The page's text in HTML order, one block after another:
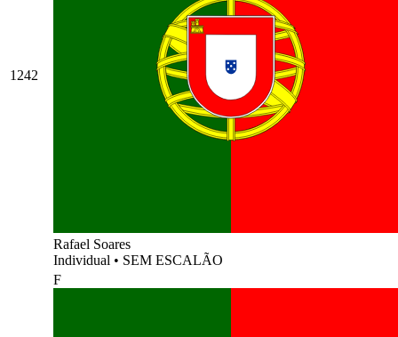
1242
Rafael Soares
Individual • SEM ESCALÃO
F